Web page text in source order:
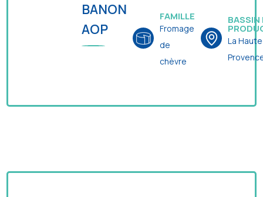
BANON
AOP
FAMILLE
Fromage
de
chèvre
BASSIN
La